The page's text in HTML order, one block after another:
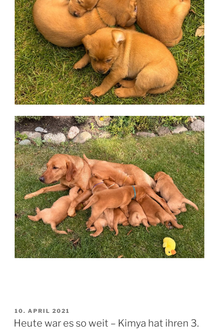
VERÖFFENTLICHT
AM
10. APRIL 2021
Heute war es so weit – Kimya hat ihren 3.